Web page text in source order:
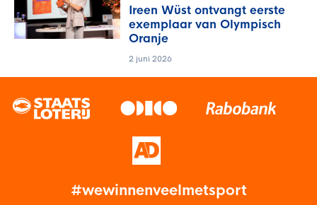
Ireen Wüst ontvangt eerste
exemplaar van Olympisch
Oranje
2 juni 2026
#wewinnenveelmetsport